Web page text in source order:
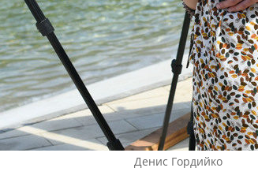
волне» в Казани выступят
Николай Расторгуев,
Филипп Киркоров
И.Метшин:
строится
Казани»»
30/07/2026
Денис Гордийко